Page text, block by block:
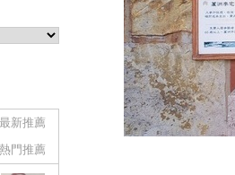
最新推薦
熱門推薦